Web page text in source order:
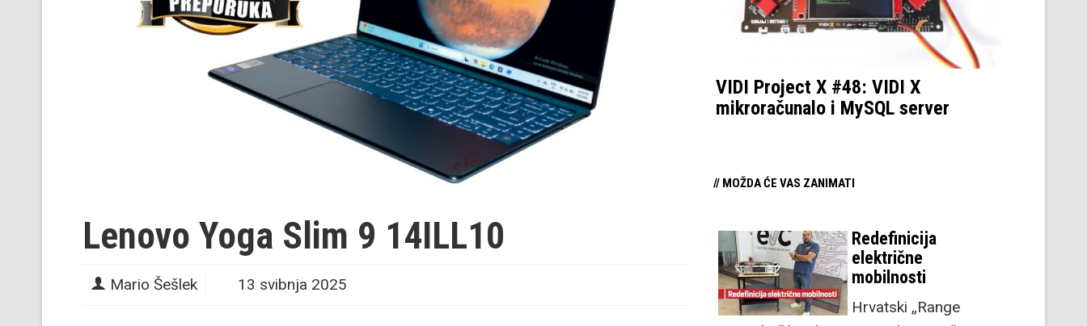
Lenovo Yoga Slim 9 14ILL10
Mario Šešlek 13 svibnja 2025
VIDI Project X #48: VIDI X
mikroračunalo i MySQL server
// MOŽDA ĆE VAS ZANIMATI
Redefinicija
električne
mobilnosti
Hrvatski „Range